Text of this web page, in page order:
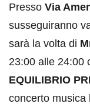
Presso Via
susseguiranno
sarà la volta di
23:00 alle 24:00
EQUILIBRIO
concerto musica